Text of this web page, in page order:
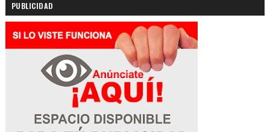
PUBLICIDAD